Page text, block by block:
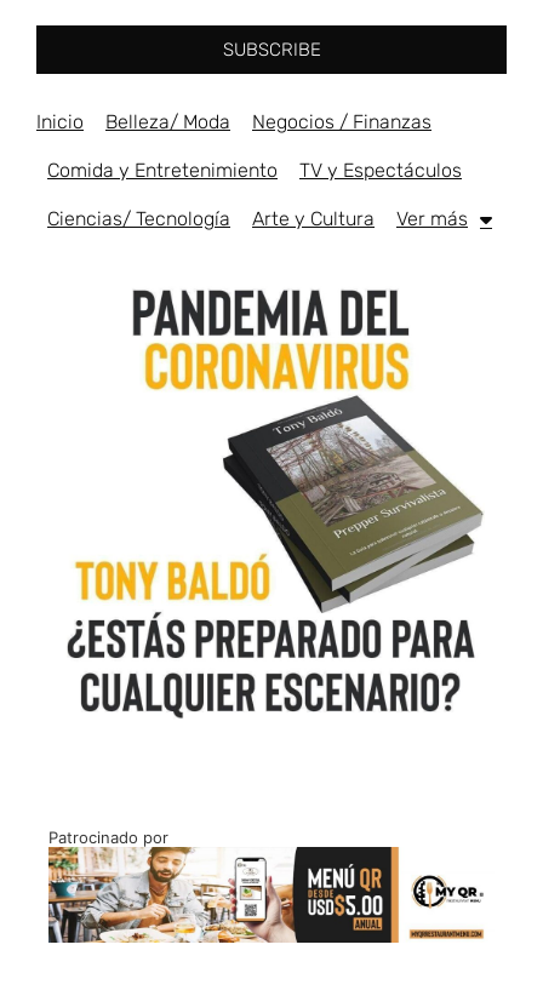
SUBSCRIBE
Inicio Belleza/ Moda Negocios / Finanzas
Comida y Entretenimiento TV y Espectáculos
Ciencias/ Tecnología Arte y Cultura Ver más
Patrocinado por